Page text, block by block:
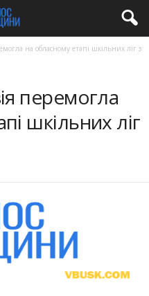
на обласному етапі шкільних ліг з
перемогла
шкільних ліг